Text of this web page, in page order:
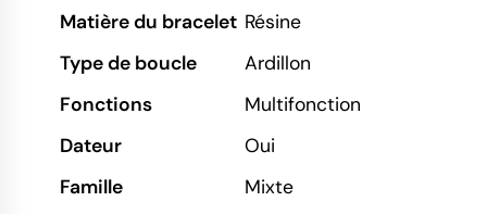
Matière du bracelet Résine
Type de boucle
Ardillon
Fonctions
Multifonction
Dateur
Oui
Famille
Mixte